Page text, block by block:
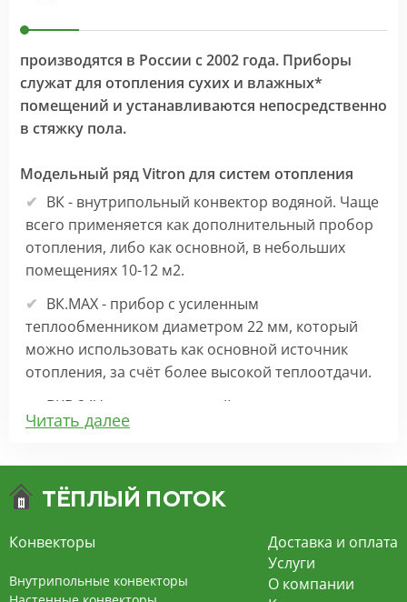
производятся в России с 2002 года. Приборы
служат для отопления сухих и влажных*
помещений и устанавливаются непосредственно
в стяжку пола.
Модельный ряд Vitron для систем отопления
ВК - внутрипольный конвектор водяной. Чаще
всего применяется как дополнительный пробор
отопления, либо как основной, в небольших
помещениях 10-12 м2.
ВК.МАХ - прибор с усиленным
теплообменником диаметром 22 мм, который
можно использовать как основной источник
отопления, за счёт более высокой теплоотдачи.
ВКВ 24V – внутрипольный конвектор
отопления с вентилятором на 24В подходит для
экономит электроэнергию и бесшумно работает.
конвекцией на 220В. За счет тангенциального
вентилятора создает принудительную
Читать далее
Конвекторы
Внутрипольные конвекторы
Доставка и оплата
Услуги
О компании